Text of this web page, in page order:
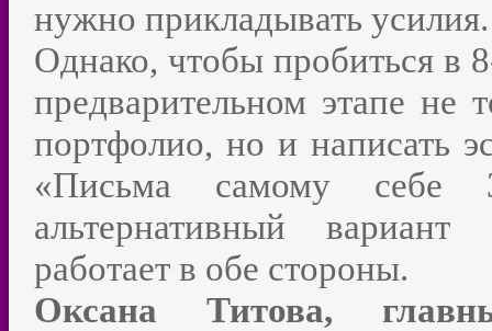
нужно прикладывать
Однако, чтобы пробиться в
предварительном этапе не
портфолио, но и написать
«Письма самому себе
альтернативный
работает в обе стороны.
Оксана Титова,